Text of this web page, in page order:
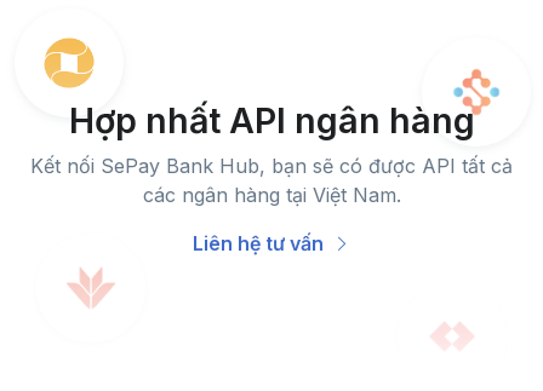
Hợp nhất API ngân hàng
Kết nối SePay Bank Hub, bạn sẽ có được API tất cả
các ngân hàng tại Việt Nam.
Liên hệ tư vấn